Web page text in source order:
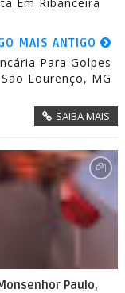
MAIS ANTIGO
Para Golpes
Lourenço, MG
SAIBA MAIS
Paulo,